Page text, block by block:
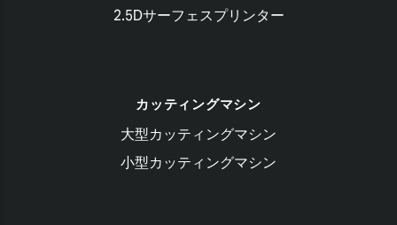
2.5Dサーフェスプリンター
カッティングマシン
大型カッティングマシン
小型カッティングマシン